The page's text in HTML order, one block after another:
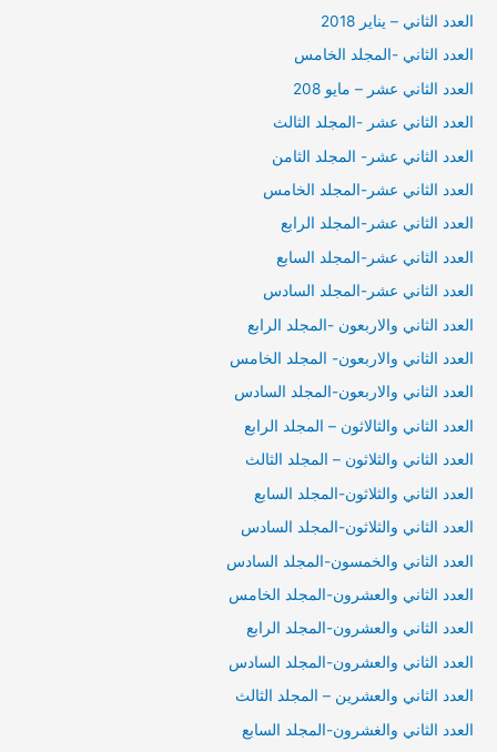
العدد الثاني – يناير 2018
العدد الثاني -المجلد الخامس
العدد الثاني عشر – مايو 208
العدد الثاني عشر -المجلد الثالث
العدد الثاني عشر- المجلد الثامن
العدد الثاني عشر-المجلد الخامس
العدد الثاني عشر-المجلد الرابع
العدد الثاني عشر-المجلد السابع
العدد الثاني عشر-المجلد السادس
العدد الثاني والاربعون -المجلد الرابع
العدد الثاني والاربعون- المجلد الخامس
العدد الثاني والاربعون-المجلد السادس
العدد الثاني والثالاثون – المجلد الرابع
العدد الثاني والثلاثون – المجلد الثالث
العدد الثاني والثلاثون-المجلد السابع
العدد الثاني والثلاثون-المجلد السادس
العدد الثاني والخمسون-المجلد السادس
العدد الثاني والعشرون-المجلد الخامس
العدد الثاني والعشرون-المجلد الرابع
العدد الثاني والعشرون-المجلد السادس
العدد الثاني والعشرين – المجلد الثالث
العدد الثاني والغشرون-المجلد السابع